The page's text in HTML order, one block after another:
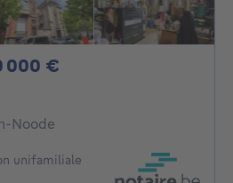
000 €
Noode
unifamiliale